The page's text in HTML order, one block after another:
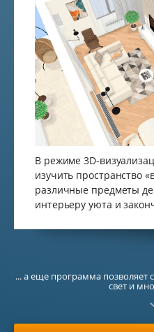
В режиме 3D-
изучить пространство
различные предметы
интерьеру уюта и
... а еще программа позволяет
свет и